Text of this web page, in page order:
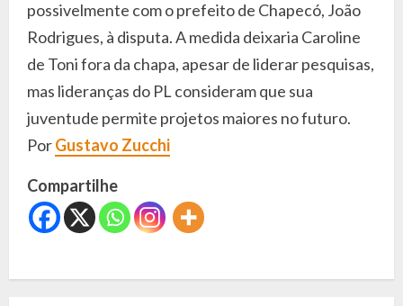
possivelmente com o prefeito de Chapecó, João
Rodrigues, à disputa. A medida deixaria Caroline
de Toni fora da chapa, apesar de liderar pesquisas,
mas lideranças do PL consideram que sua
juventude permite projetos maiores no futuro.
PorGustavo Zucchi
Compartilhe
C